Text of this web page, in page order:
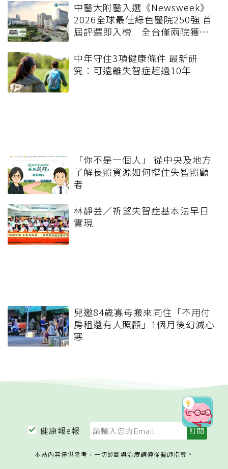
中醫大附醫入選《Newsweek》
2026全球最佳綠色醫院250強 首
屆評選即入榜 全台僅兩院獲
中年守住3項健康條件 最新研
究：可遠離失智症超過10年
「你不是一個人」 從中央及地方
了解長照資源如何撐住失智照顧
者
林靜芸／祈望失智症基本法早日
實現
兒邀84歲寡母搬來同住「不用付
房租還有人照顧」1個月後幻滅心
寒
健康報e報
本站內容僅供參考，一切診斷與治療請遵從醫師指導。